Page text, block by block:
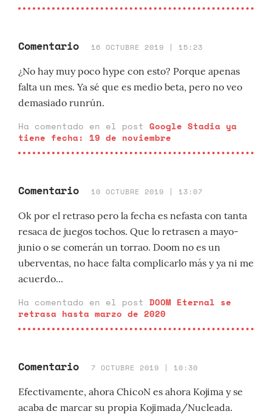
Comentario 16 OCTUBRE 2019 | 15:23
¿No hay muy poco hype con esto? Porque apenas
falta un mes. Ya sé que es medio beta, pero no veo
demasiado runrún.
Ha comentado en el post Google Stadia ya
tiene fecha: 19 de noviembre
Comentario 10 OCTUBRE 2019 | 13:07
Ok por el retraso pero la fecha es nefasta con tanta
resaca de juegos tochos. Que lo retrasen a mayo-
junio o se comerán un torrao. Doom no es un
uberventas, no hace falta complicarlo más y ya ni me
acuerdo...
Ha comentado en el post DOOM Eternal se
retrasa hasta marzo de 2020
Comentario 7 OCTUBRE 2019 | 10:30
Efectivamente, ahora ChicoN es ahora Kojima y se
acaba de marcar su propia Kojimada/Nucleada.